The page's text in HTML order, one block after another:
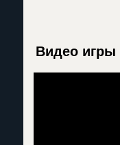
Видео игры